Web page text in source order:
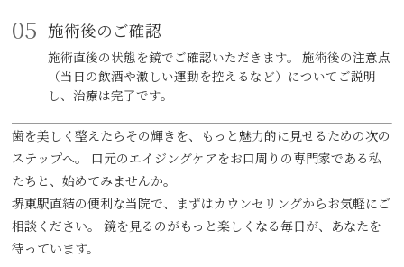
05 施術後のご確認
施術直後の状態を鏡でご確認いただきます。 施術後の注意点
（当日の飲酒や激しい運動を控えるなど）についてご説明
し、治療は完了です。
歯を美しく整えたらその輝きを、もっと魅力的に見せるための次の
ステップへ。 口元のエイジングケアをお口周りの専門家である私
たちと、始めてみませんか。
堺東駅直結の便利な当院で、まずはカウンセリングからお気軽にご
相談ください。 鏡を見るのがもっと楽しくなる毎日が、あなたを
待っています。